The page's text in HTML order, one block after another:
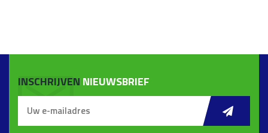
INSCHRIJVEN NIEUWSBRIEF